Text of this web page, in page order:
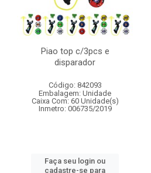
Piao top c/3pcs e
disparador
Código: 842093
Embalagem: Unidade
Caixa Com: 60 Unidade(s)
Inmetro: 006735/2019
Faça seu login ou
cadastre-se para